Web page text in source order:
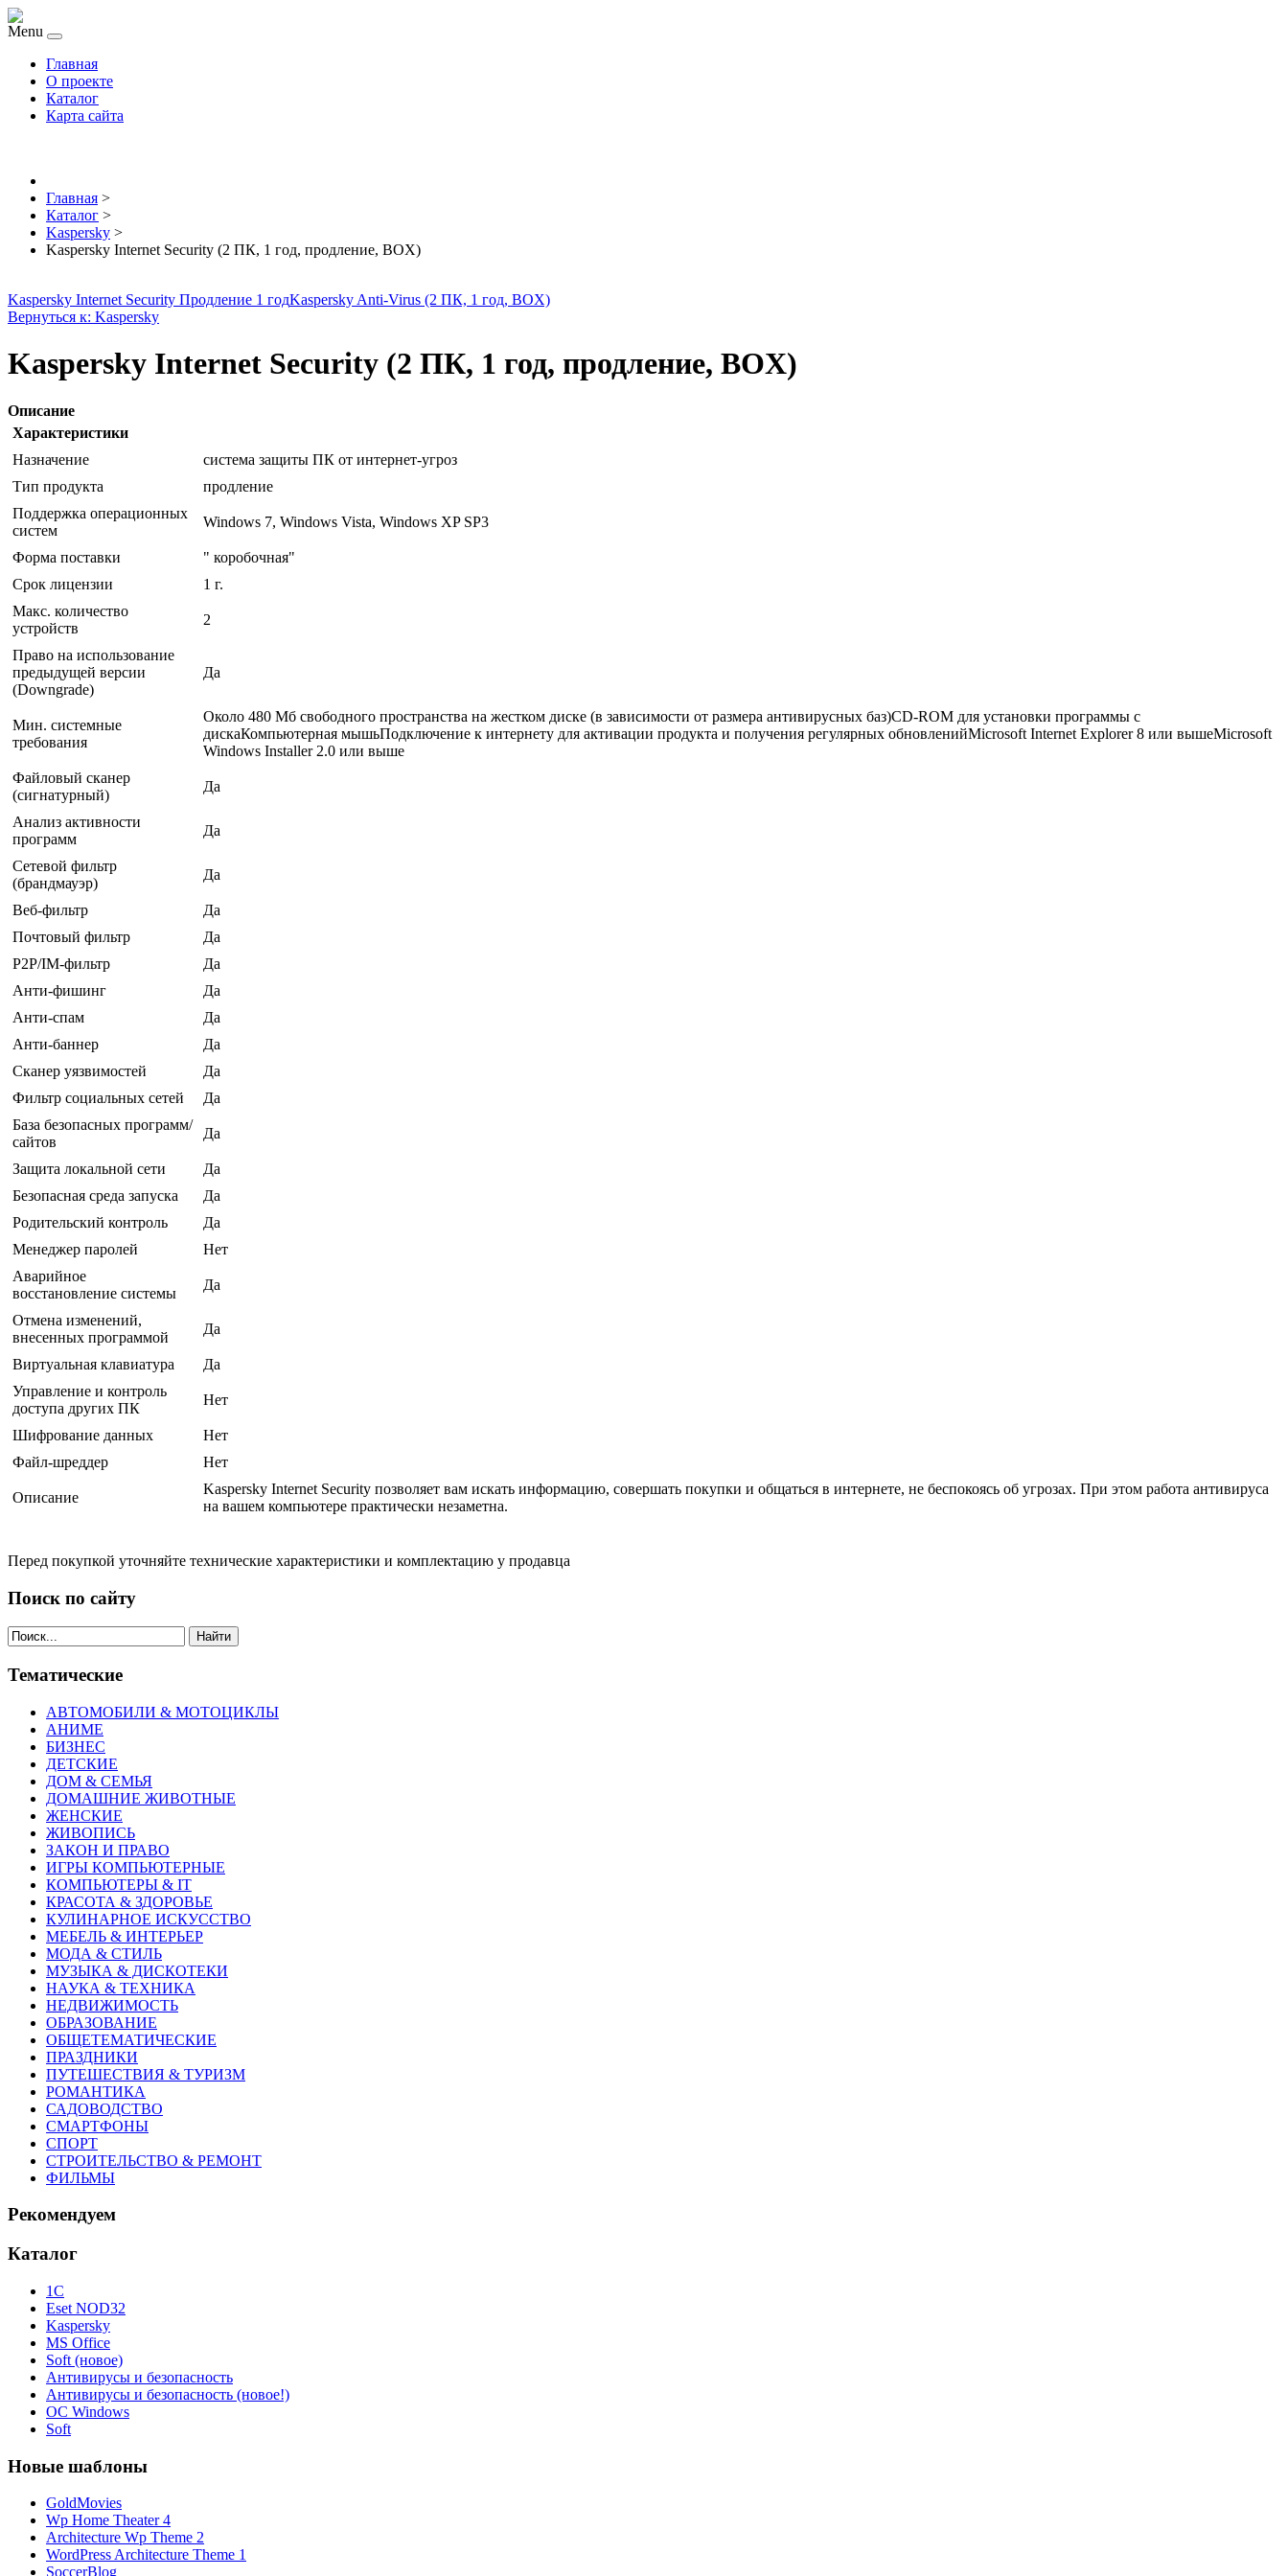
Menu
Главная
О проекте
Каталог
Карта сайта
Главная >
Каталог >
Kaspersky >
Kaspersky Internet Security (2 ПК, 1 год, продление, BOX)
Kaspersky Internet Security Продление 1 годKaspersky Anti-Virus (2 ПК, 1 год, BOX)
Вернуться к: Kaspersky
Kaspersky Internet Security (2 ПК, 1 год, продление, BOX)
Описание
Характеристики
Назначение
система защиты ПК от интернет-угроз
Тип продукта
продление
Поддержка операционных
систем
Windows 7, Windows Vista, Windows XP SP3
Форма поставки
" коробочная"
Срок лицензии
1 г.
Макс. количество
устройств
2
Право на использование
предыдущей версии
(Downgrade)
Да
Мин. системные
требования
Около 480 Мб свободного пространства на жестком диске (в зависимости от размера антивирусных баз)CD-ROM для установки программы с
дискаКомпьютерная мышьПодключение к интернету для активации продукта и получения регулярных обновленийMicrosoft Internet Explorer 8 или вышеMicrosoft
Windows Installer 2.0 или выше
Файловый сканер
(сигнатурный)
Да
Анализ активности
программ
Да
Сетевой фильтр
(брандмауэр)
Да
Веб-фильтр
Да
Почтовый фильтр
Да
P2P/IM-фильтр
Да
Анти-фишинг
Да
Анти-спам
Да
Анти-баннер
Да
Сканер уязвимостей
Да
Фильтр социальных сетей
Да
База безопасных программ/
сайтов
Да
Защита локальной сети
Да
Безопасная среда запуска
Да
Родительский контроль
Да
Менеджер паролей
Нет
Аварийное
восстановление системы
Да
Отмена изменений,
внесенных программой
Да
Виртуальная клавиатура
Да
Управление и контроль
доступа других ПК
Нет
Шифрование данных
Нет
Файл-шреддер
Нет
Описание
Kaspersky Internet Security позволяет вам искать информацию, совершать покупки и общаться в интернете, не беспокоясь об угрозах. При этом работа антивируса
на вашем компьютере практически незаметна.
Перед покупкой уточняйте технические характеристики и комплектацию у продавца
Поиск по сайту
Найти
Тематические
АВТОМОБИЛИ & МОТОЦИКЛЫ
АНИМЕ
БИЗНЕС
ДЕТСКИЕ
ДОМ & СЕМЬЯ
ДОМАШНИЕ ЖИВОТНЫЕ
ЖЕНСКИЕ
ЖИВОПИСЬ
ЗАКОН И ПРАВО
ИГРЫ КОМПЬЮТЕРНЫЕ
КОМПЬЮТЕРЫ & IT
КРАСОТА & ЗДОРОВЬЕ
КУЛИНАРНОЕ ИСКУССТВО
МЕБЕЛЬ & ИНТЕРЬЕР
МОДА & СТИЛЬ
МУЗЫКА & ДИСКОТЕКИ
НАУКА & ТЕХНИКА
НЕДВИЖИМОСТЬ
ОБРАЗОВАНИЕ
ОБЩЕТЕМАТИЧЕСКИЕ
ПРАЗДНИКИ
ПУТЕШЕСТВИЯ & ТУРИЗМ
РОМАНТИКА
САДОВОДСТВО
СМАРТФОНЫ
СПОРТ
СТРОИТЕЛЬСТВО & РЕМОНТ
ФИЛЬМЫ
Рекомендуем
Каталог
1С
Eset NOD32
Kaspersky
MS Office
Soft (новое)
Антивирусы и безопасность
Антивирусы и безопасность (новое!)
ОС Windows
Soft
Новые шаблоны
GoldMovies
Wp Home Theater 4
Architecture Wp Theme 2
WordPress Architecture Theme 1
SoccerBlog